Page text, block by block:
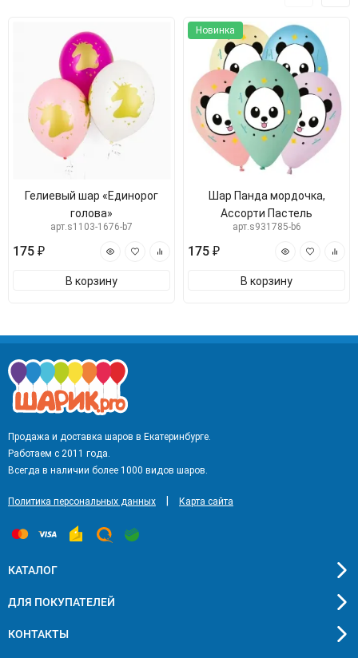
Гелиевый шар «Единорог
голова»
арт.s1103-1676-b7
175 ₽
В корзину
Новинка
Шар Панда мордочка,
Ассорти Пастель
арт.s931785-b6
175 ₽
В корзину
Продажа и доставка шаров в Екатеринбурге.
Работаем с 2011 года.
Всегда в наличии более 1000 видов шаров.
Политика персональных данных Карта сайта
КАТАЛОГ
ДЛЯ ПОКУПАТЕЛЕЙ
КОНТАКТЫ